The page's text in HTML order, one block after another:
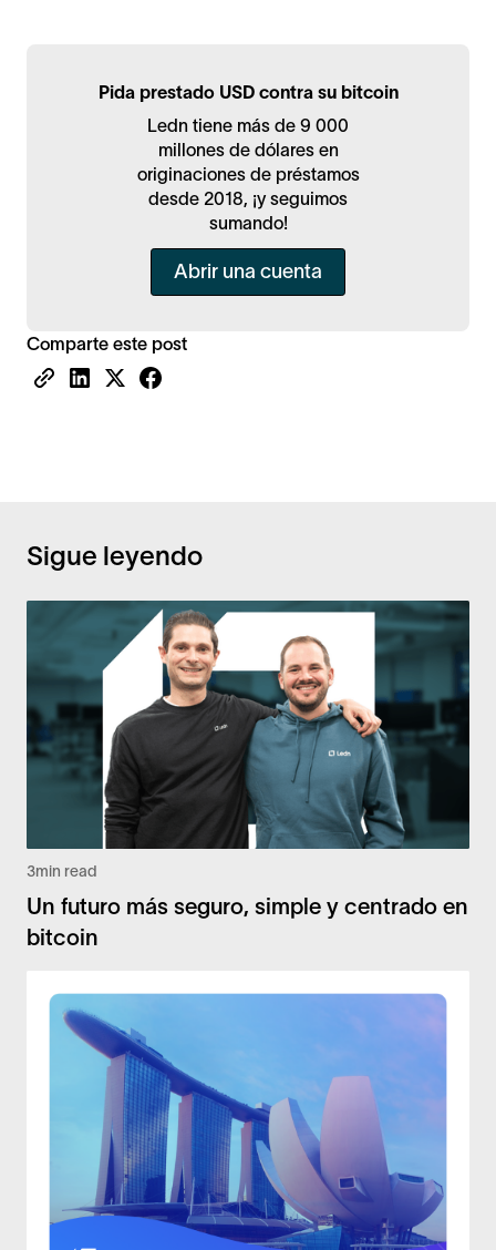
Pida prestado USD contra su bitcoin
Ledn tiene más de 9 000
millones de dólares en
originaciones de préstamos
desde 2018, ¡y seguimos
sumando!
Abrir una cuenta
Comparte este post
Sigue leyendo
3min read
Un futuro más seguro, simple y centrado en
bitcoin